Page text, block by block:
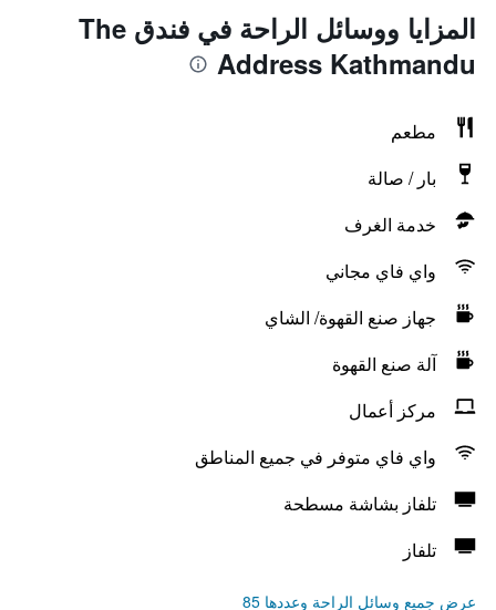
المزايا ووسائل الراحة في فندق The
Address Kathmandu
مطعم
بار / صالة
خدمة الغرف
واي فاي مجاني
جهاز صنع القهوة/ الشاي
آلة صنع القهوة
مركز أعمال
واي فاي متوفر في جميع المناطق
تلفاز بشاشة مسطحة
تلفاز
عرض جميع وسائل الراحة وعددها 85